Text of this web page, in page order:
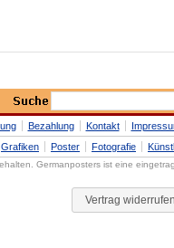
Bezahlung Kontakt
Grafiken Poster Fotografie
Germanposters ist eine
Vertrag